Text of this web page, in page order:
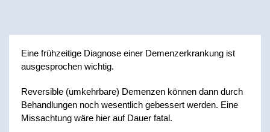
Eine frühzeitige Diagnose einer Demenzerkrankung ist
ausgesprochen wichtig.
Reversible (umkehrbare) Demenzen können dann durch
Behandlungen noch wesentlich gebessert werden. Eine
Missachtung wäre hier auf Dauer fatal.